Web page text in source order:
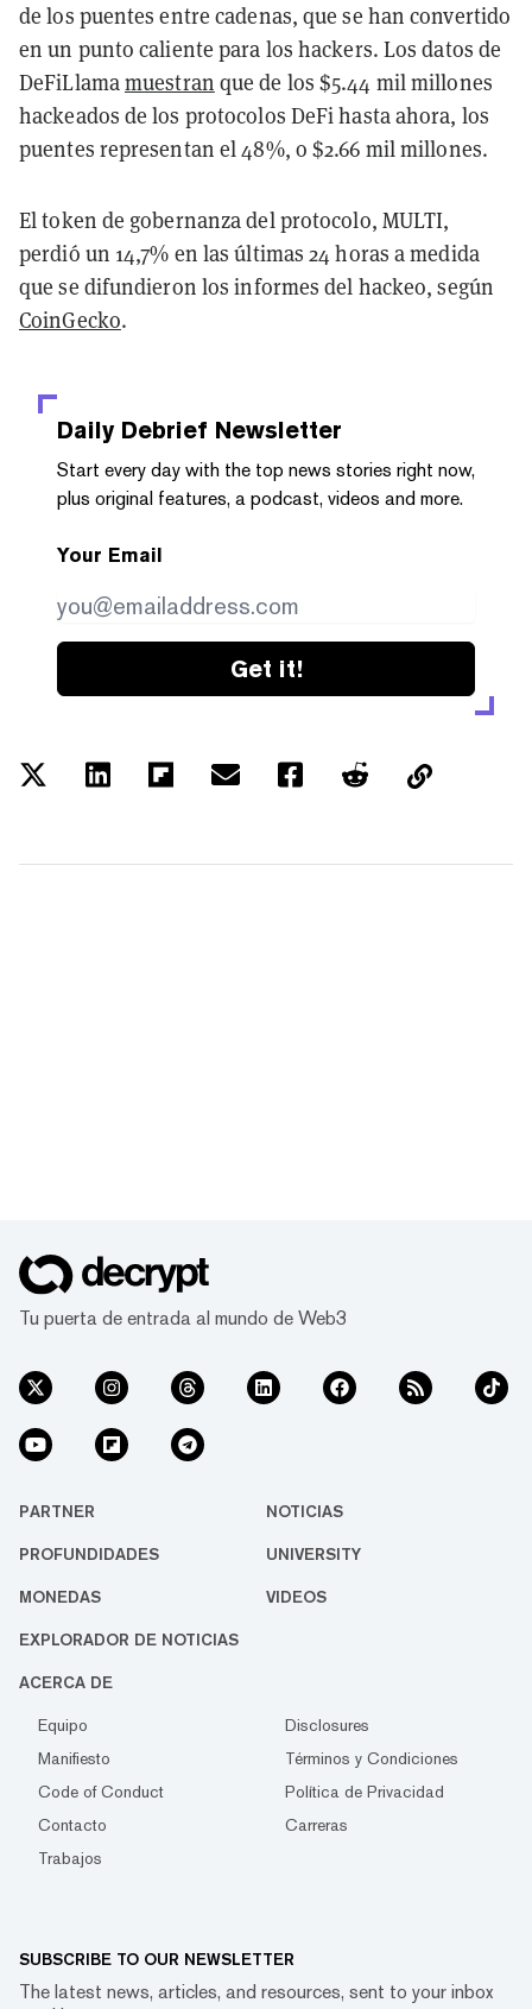
de los puentes entre cadenas, que se han convertido
en un punto caliente para los hackers. Los datos de
DeFiLlamamuestran que de los $5.44 mil millones
hackeados de los protocolos DeFi hasta ahora, los
puentes representan el 48%, o $2.66 mil millones.
El token de gobernanza del protocolo, MULTI,
perdió un 14,7% en las últimas 24 horas a medida
que se difundieron los informes del hackeo, según
CoinGecko.
Daily Debrief Newsletter
Start every day with the top news stories right now,
plus original features, a podcast, videos and more.
Your Email
Get it!
Tu puerta de entrada al mundo de Web3
PARTNER NOTICIAS
PROFUNDIDADES UNIVERSITY
MONEDAS VIDEOS
EXPLORADOR DE NOTICIAS
ACERCA DE
Equipo
Disclosures
Manifiesto
Términos y Condiciones
Code of Conduct
Política de Privacidad
Contacto
Carreras
Trabajos
SUBSCRIBE TO OUR NEWSLETTER
The latest news, articles, and resources, sent to your inbox